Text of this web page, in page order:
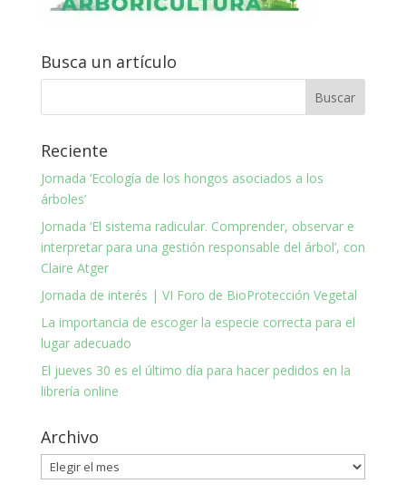
Busca un artículo
Reciente
Jornada ‘Ecología de los hongos asociados a los
árboles’
Jornada ‘El sistema radicular. Comprender, observar e
interpretar para una gestión responsable del árbol’, con
Claire Atger
Jornada de interés | VI Foro de BioProtección Vegetal
La importancia de escoger la especie correcta para el
lugar adecuado
El jueves 30 es el último día para hacer pedidos en la
librería online
Archivo
Archivo